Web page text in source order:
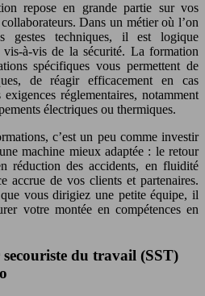
repose en grande partie sur vos
Dans un métier où l’on
gestes techniques, il est logique
vis-à-vis de la sécurité. La formation
spécifiques vous permettent de
de réagir efficacement en cas
réglementaires, notamment
électriques ou thermiques.
c’est un peu comme investir
machine mieux adaptée : le retour
réduction des accidents, en fluidité
accrue de vos clients et partenaires.
vous dirigiez une petite équipe, il
votre montée en compétences en
du travail (SST)